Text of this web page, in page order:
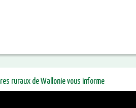
ruraux de Wallonie vous informe